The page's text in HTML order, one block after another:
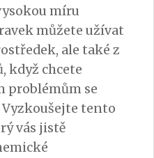
míru
můžete užívat
ale také z
když chcete
problémům se
Vyzkoušejte tento
vás jistě